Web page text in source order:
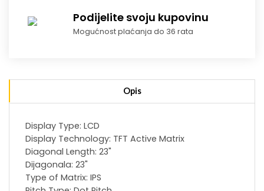
Podijelite svoju kupovinu
Mogućnost plaćanja do 36 rata
Opis
Display Type: LCD
Display Technology: TFT Active Matrix
Diagonal Length: 23"
Dijagonala: 23"
Type of Matrix: IPS